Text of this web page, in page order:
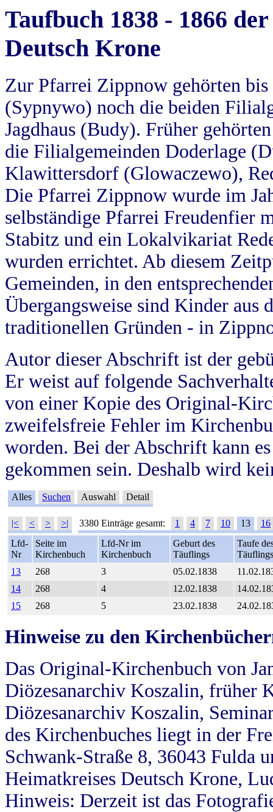
Taufbuch 1838 - 1866
Deutsch Krone
Zur Pfarrei Zippnow gehörten
(Sypnywo) noch die beiden
Jagdhaus (Budy). Früher
die Filialgemeinden Doderlage
Klawittersdorf (Glowaczewo),
Die Pfarrei Zippnow wurde im
selbständige Pfarrei Freudenfier
Stabitz und ein Lokalvikariat
wurden errichtet. Ab diesem
Gemeinden, in den
Übergangsweise sind Kinder aus
traditionellen Gründen - in
Autor dieser Abschrift ist der
Er weist auf folgende
von einer Kopie des Original-
zweifelsfreie Fehler im
worden. Bei der Abschrift kann
gekommen sein. Deshalb wird
Alles Suchen Auswahl Detail
|< < > >| 3380 Einträge gesamt: 1 4 7 10 13
16
Lfd-
Nr
Seite im
Kirchenbuch
Lfd-Nr im
Kirchenbuch
Geburt des
Täuflings
Taufe
Täuflings
13
268 3 05.02.1838
14
268 4 12.02.1838
15
268 5 23.02.1838
Hinweise zu den
Das Original-Kirchenbuch von
Diözesanarchiv Koszalin, früher
Diözesanarchiv Koszalin,
des Kirchenbuches liegt in der
Schwank-Straße 8, 36043 Fulda
Heimatkreises Deutsch Krone,
Hinweis: Derzeit ist das